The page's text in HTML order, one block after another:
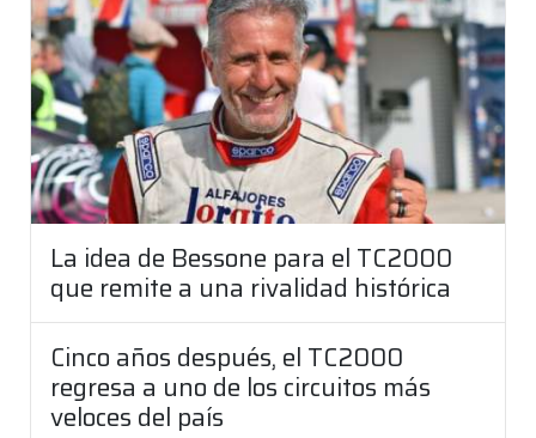
La idea de Bessone para el TC2000
que remite a una rivalidad histórica
Cinco años después, el TC2000
regresa a uno de los circuitos más
veloces del país